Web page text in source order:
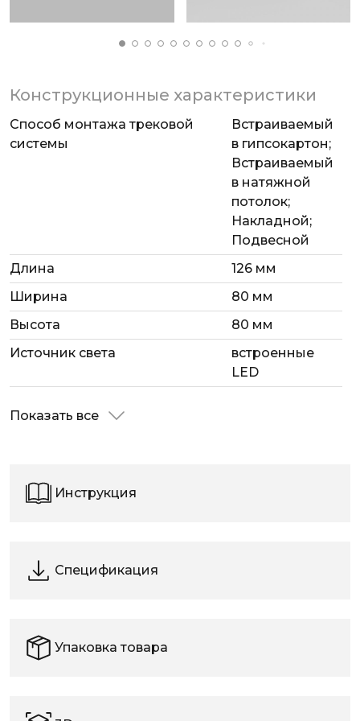
Конструкционные характеристики
Способ монтажа трековой
системы
Встраиваемый
в гипсокартон;
Встраиваемый
в натяжной
потолок;
Накладной;
Подвесной
Длина
126 мм
Ширина
80 мм
Высота
80 мм
Источник света
встроенные
LED
Показать все
Инструкция
Спецификация
Упаковка товара